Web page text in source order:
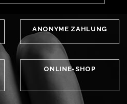
ANONYME ZAHLUNG
ONLINE-SHOP